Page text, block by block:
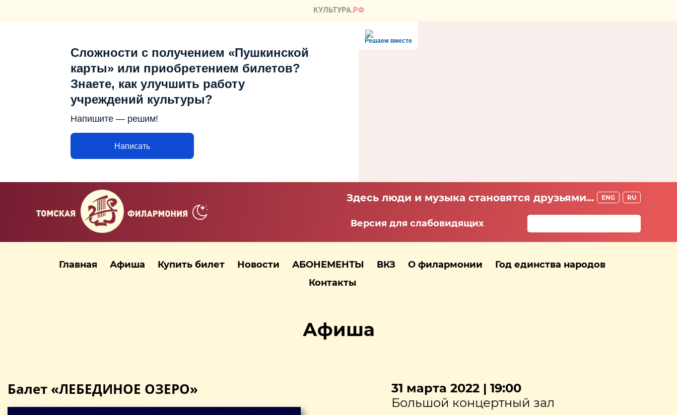
Решаем вместе
Сложности с получением «Пушкинской
карты» или приобретением билетов?
Знаете, как улучшить работу
учреждений культуры?
Напишите — решим!
Написать
Здесь люди и музыка становятся друзьями... ENG RU
Версия для слабовидящих
Главная Афиша Купить билет Новости АБОНЕМЕНТЫ ВКЗ О филармонии
Год единства народов
Контакты
Афиша
Балет «ЛЕБЕДИНОЕ ОЗЕРО»
31 марта 2022 | 19:00
Большой концертный зал